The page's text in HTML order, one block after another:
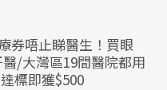
券唔止睇醫生！買眼
/大灣區19間醫院都用
標即獲$500